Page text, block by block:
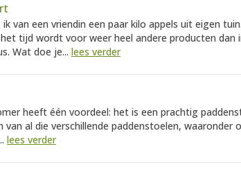
van een vriendin een paar kilo appels uit eigen
tijd wordt voor weer heel andere producten dan
Wat doe je... lees verder
heeft één voordeel: het is een prachtig
van al die verschillende paddenstoelen, waaronder
lees verder